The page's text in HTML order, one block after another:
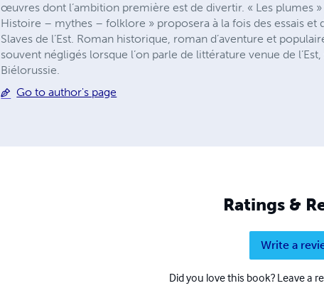
œuvres dont l’ambition première est de divertir. « Les plumes
Histoire – mythes – folklore » proposera à la fois des essais et
Slaves de l’Est. Roman historique, roman d’aventure et
souvent négligés lorsque l’on parle de littérature venue de
Biélorussie.
Go to author's page
Ratings &
Write a
Did you love this book? Leave a